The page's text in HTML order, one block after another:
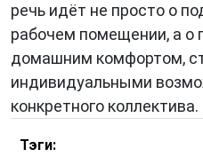
речь идёт не просто о
рабочем помещении, а о
домашним комфортом,
индивидуальными
конкретного коллектива.
Тэги: